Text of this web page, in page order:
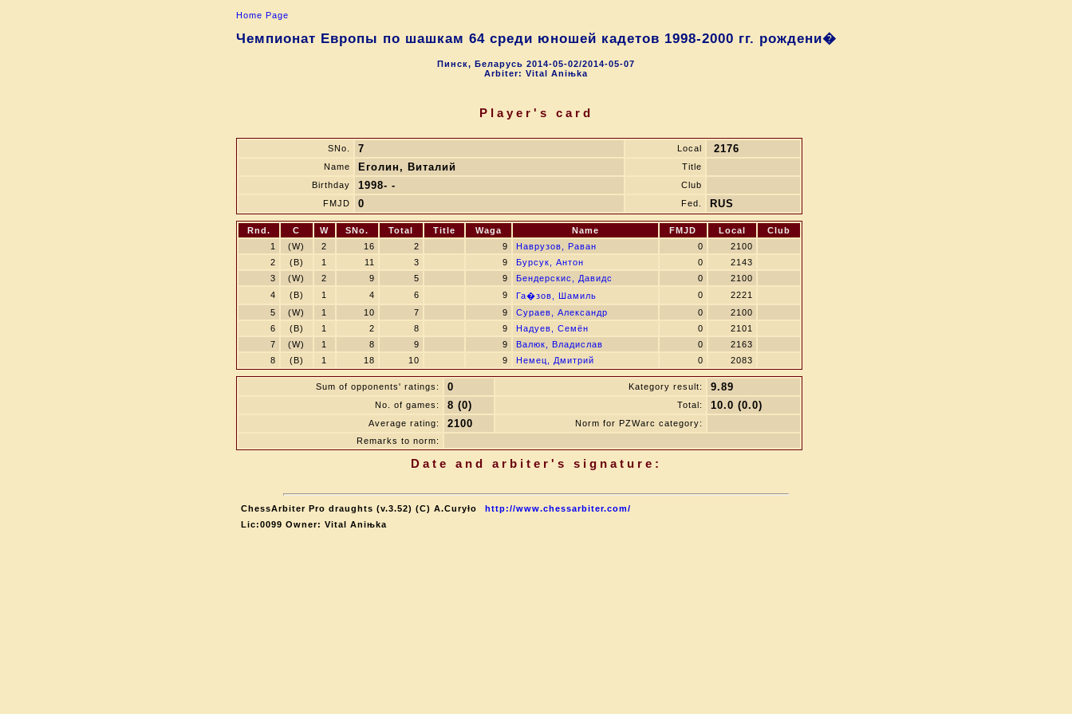
Home Page
Чемпионат Европы по шашкам 64 среди юношей кадетов 1998-2000 гг. рождени�
Пинск, Беларусь 2014-05-02/2014-05-07
Arbiter: Vital Aniњka
Player's card
SNo. 7 Local 2176
Name Еголин, Виталий
Title
Birthday
1998- -
Club
FMJD
0 Fed. RUS
Rnd. C W SNo. Total Title Waga Name FMJD Local
Club
1
(W) 2 16 2 9 Наврузов, Раван 0
2100
2
(B) 1 11 3 9 Бурсук, Антон 0
2143
3
(W) 2 9 5 9 Бендерскис, Давидс 0
2100
4
(B) 1 4 6 9 Га�зов, Шамиль 0
2221
5
(W) 1 10 7 9 Сураев, Александр 0
2100
6
(B) 1 2 8 9 Надуев, Семён 0
2101
7
(W) 1 8 9 9 Валюк, Владислав 0
2163
8
(B) 1 18 10 9 Немец, Дмитрий 0 2083
Sum of opponents' ratings: 0 Kategory result: 9.89
No. of games: 8 (0) Total: 10.0 (0.0)
Average rating: 2100
Norm for PZWarc category:
Remarks to norm:
Date and arbiter's signature:
ChessArbiter Pro draughts (v.3.52) (C) A.Curyło
http://www.chessarbiter.com/
Lic:0099 Owner: Vital Aniњka